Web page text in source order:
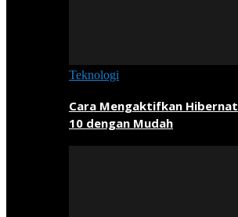
Teknologi
Cara Mengaktifkan
10 dengan Mudah